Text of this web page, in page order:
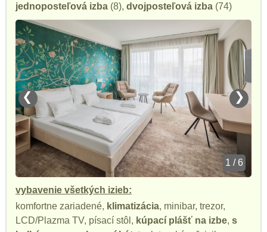
jednoposteľová izba (8), dvojposteľová izba (74)
❮ ❯
1 / 6
vybavenie všetkých izieb:
komfortne zariadené, klimatizácia, minibar, trezor,
LCD/Plazma TV, písací stôl, kúpací plášť na izbe, s